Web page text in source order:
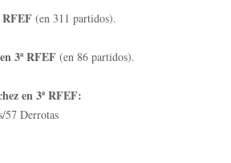
RFEF(en 311 partidos).
3ª RFEF(en 86 partidos).
en 3ª RFEF:
57 Derrotas